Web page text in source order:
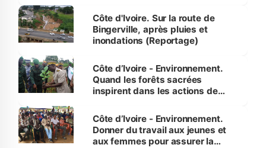
(Alassane Ouattara
Côte d'Ivoire. Sur la route de
Bingerville, après pluies et
inondations (Reportage)
Côte d’Ivoire - Environnement.
Quand les forêts sacrées
inspirent dans les actions de
Côte d’Ivoire - Environnement.
Donner du travail aux jeunes et
aux femmes pour assurer la